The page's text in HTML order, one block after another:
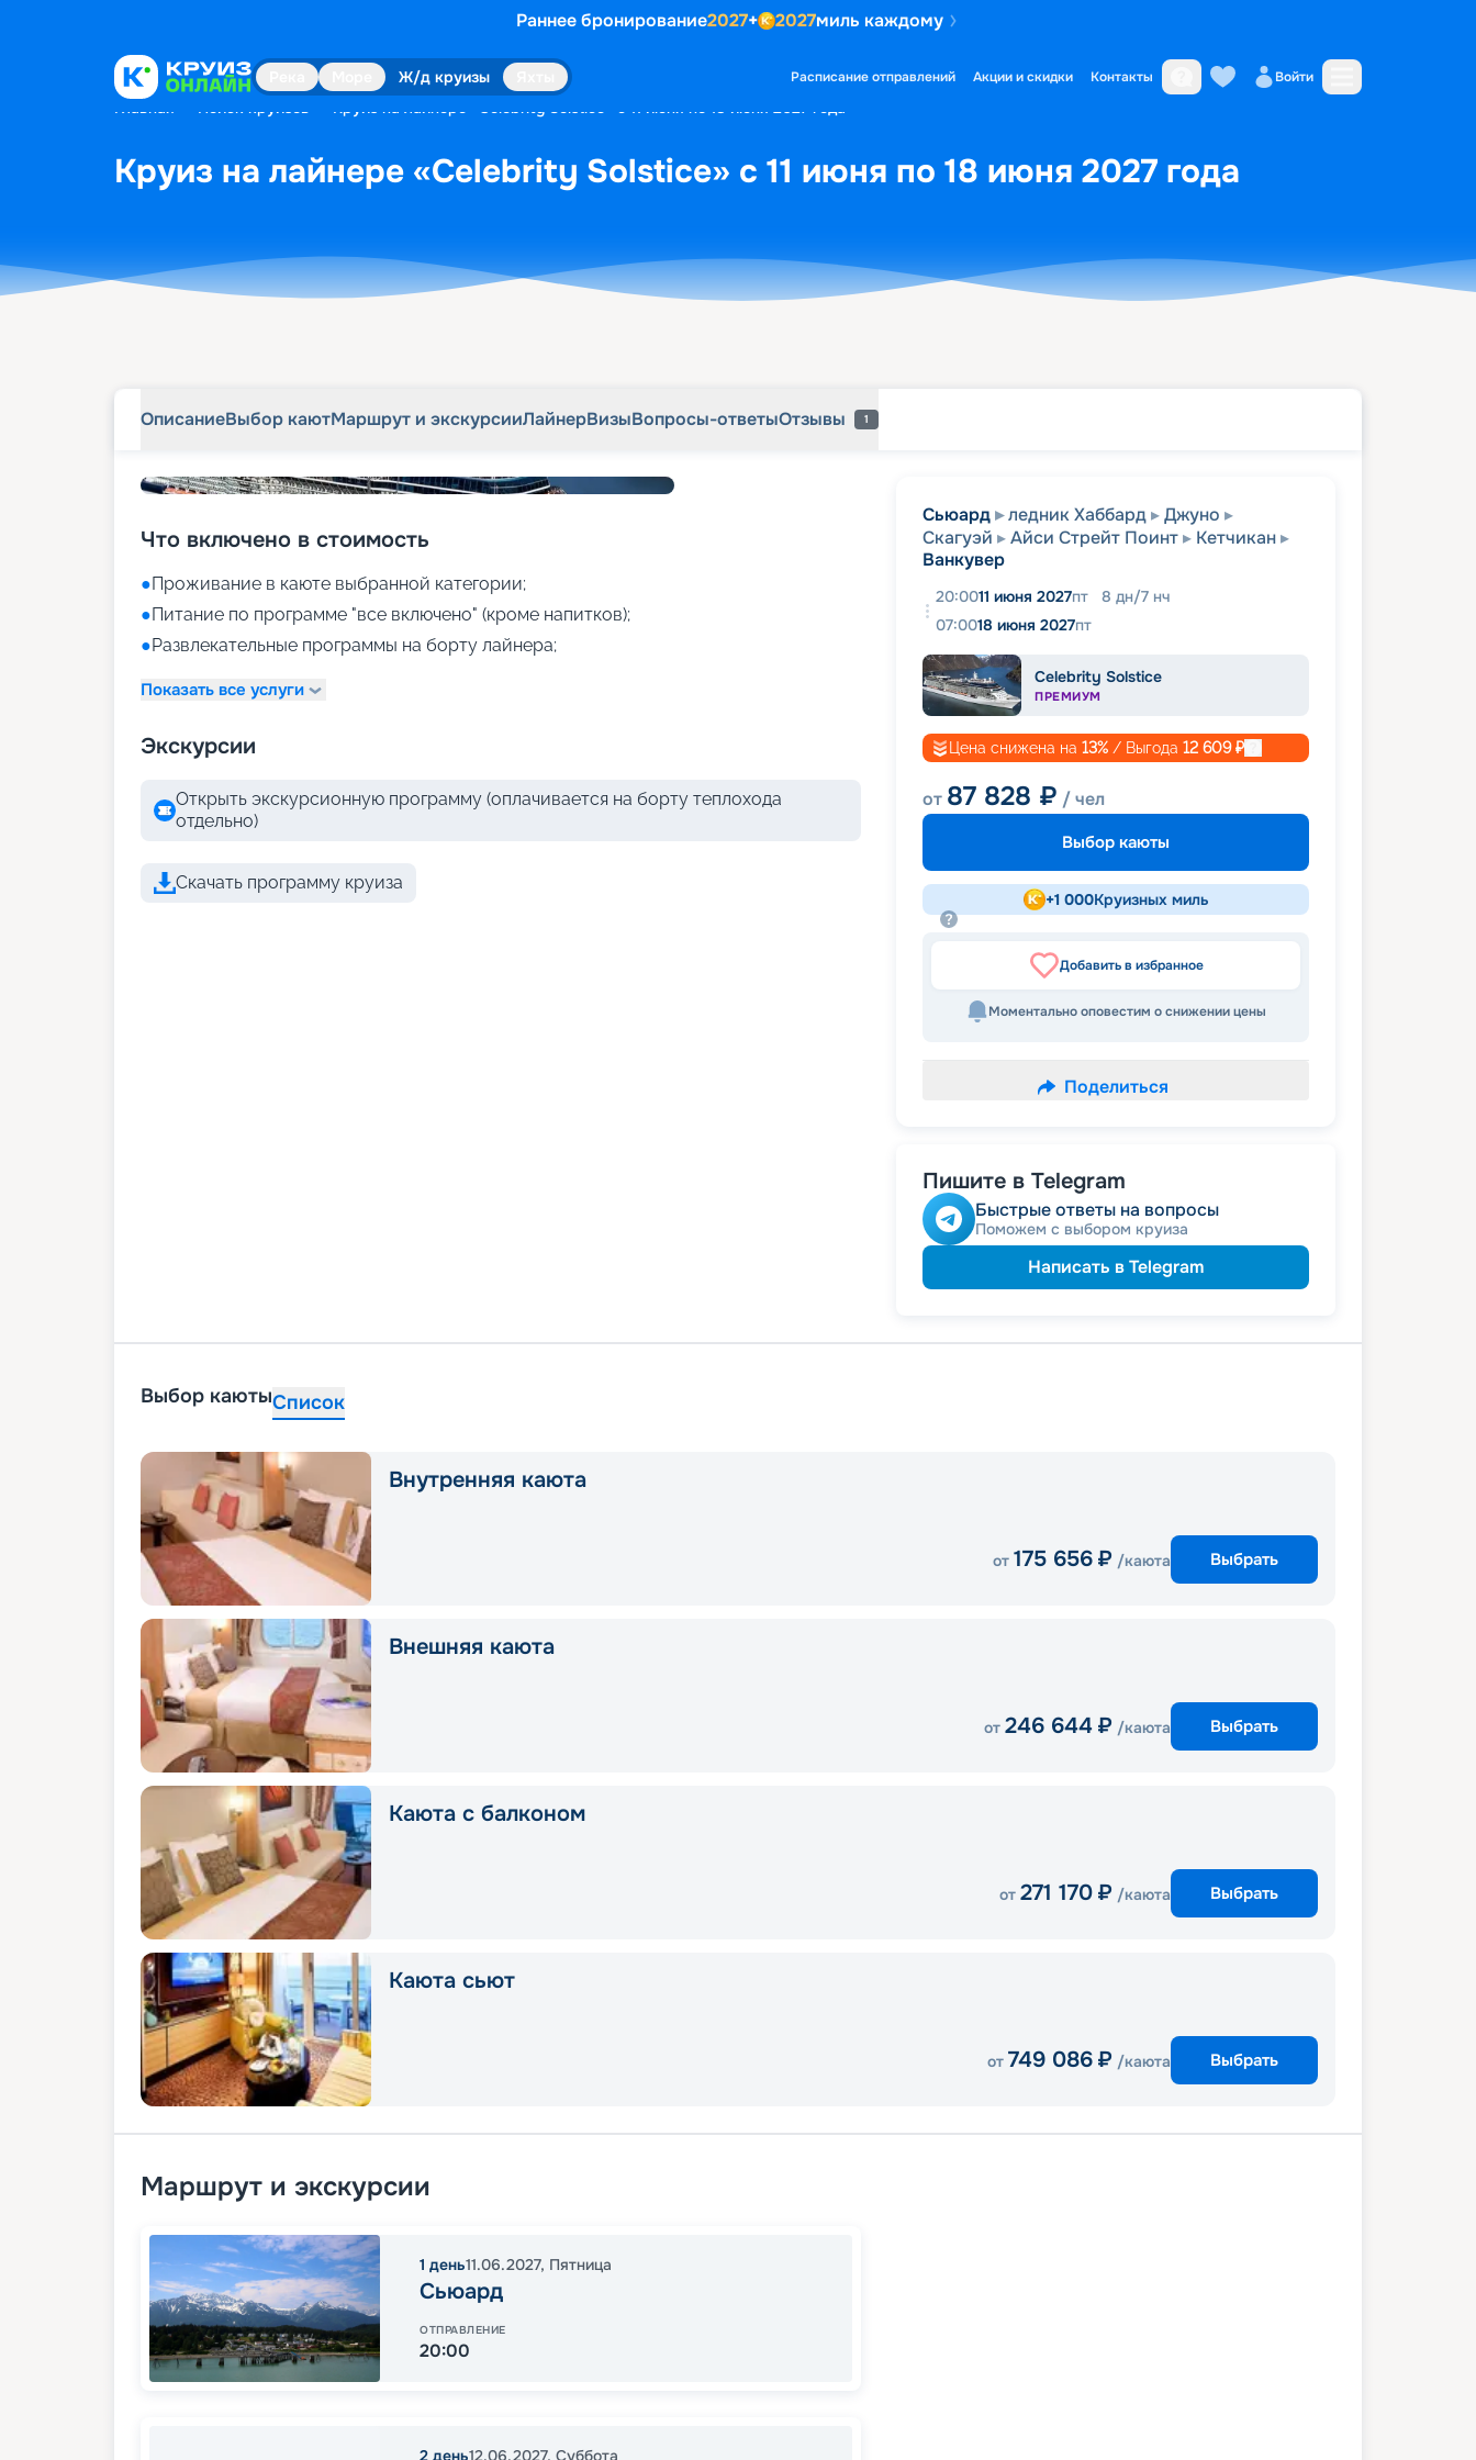
Раннее бронирование2027+ 2027миль каждому
Ж/д круизы Расписание отправлений Акции и скидки Контакты Войти
Главная Поиск круизов Круиз на лайнере «Celebrity Solstice» с 11 июня по 18 июня 2027 года
Круиз на лайнере «Celebrity Solstice» с 11 июня по 18 июня 2027 года
ОписаниеВыбор каютМаршрут и экскурсииЛайнерВизыВопросы-ответыОтзывы 1
Что включено в стоимость
●Проживание в каюте выбранной категории;
●Питание по программе "все включено" (кроме напитков);
●Развлекательные программы на борту лайнера;
Показать все услуги
Экскурсии
Открыть экскурсионную программу (оплачивается на борту теплохода
отдельно)
Скачать программу круиза
Сьюард ледник Хаббард
Джуно
Скагуэй
Айси Стрейт Поинт
Кетчикан
Ванкувер
20:0011 июня 2027пт 8 дн/7 нч
07:0018 июня 2027пт
Celebrity Solstice
ПРЕМИУМ
Цена снижена на 13% / Выгода 12 609₽
от 87 828 ₽ / чел
Выбор каюты
+1 000Круизных миль
Добавить в избранное
Моментально оповестим о снижении цены
Поделиться
Пишите в Telegram
Быстрые ответы на вопросы
Поможем с выбором круиза
Написать в Telegram
Выбор каютыСписок
Внутренняя каюта
от 175 656 ₽ /каюта Выбрать
Внешняя каюта
от 246 644 ₽ /каюта Выбрать
Каюта с балконом
от 271 170 ₽ /каюта Выбрать
Каюта сьют
от 749 086 ₽ /каюта Выбрать
Маршрут и экскурсии
1 день11.06.2027, Пятница
Сьюард
ОТПРАВЛЕНИЕ
20:00
2 день12.06.2027, Суббота